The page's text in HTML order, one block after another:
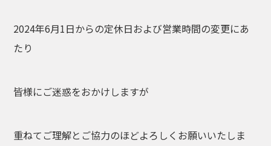
2024年6月1日からの定休日および営業時間の変更にあ
たり
皆様にご迷惑をおかけしますが
重ねてご理解とご協力のほどよろしくお願いいたしま